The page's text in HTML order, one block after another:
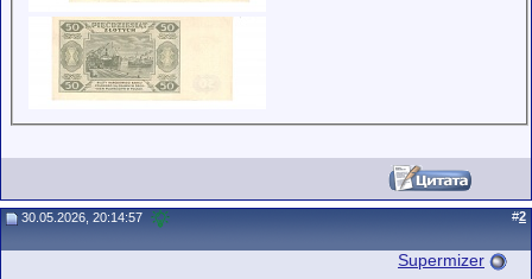
30.05.2026, 20:14:57 #2
Supermizer